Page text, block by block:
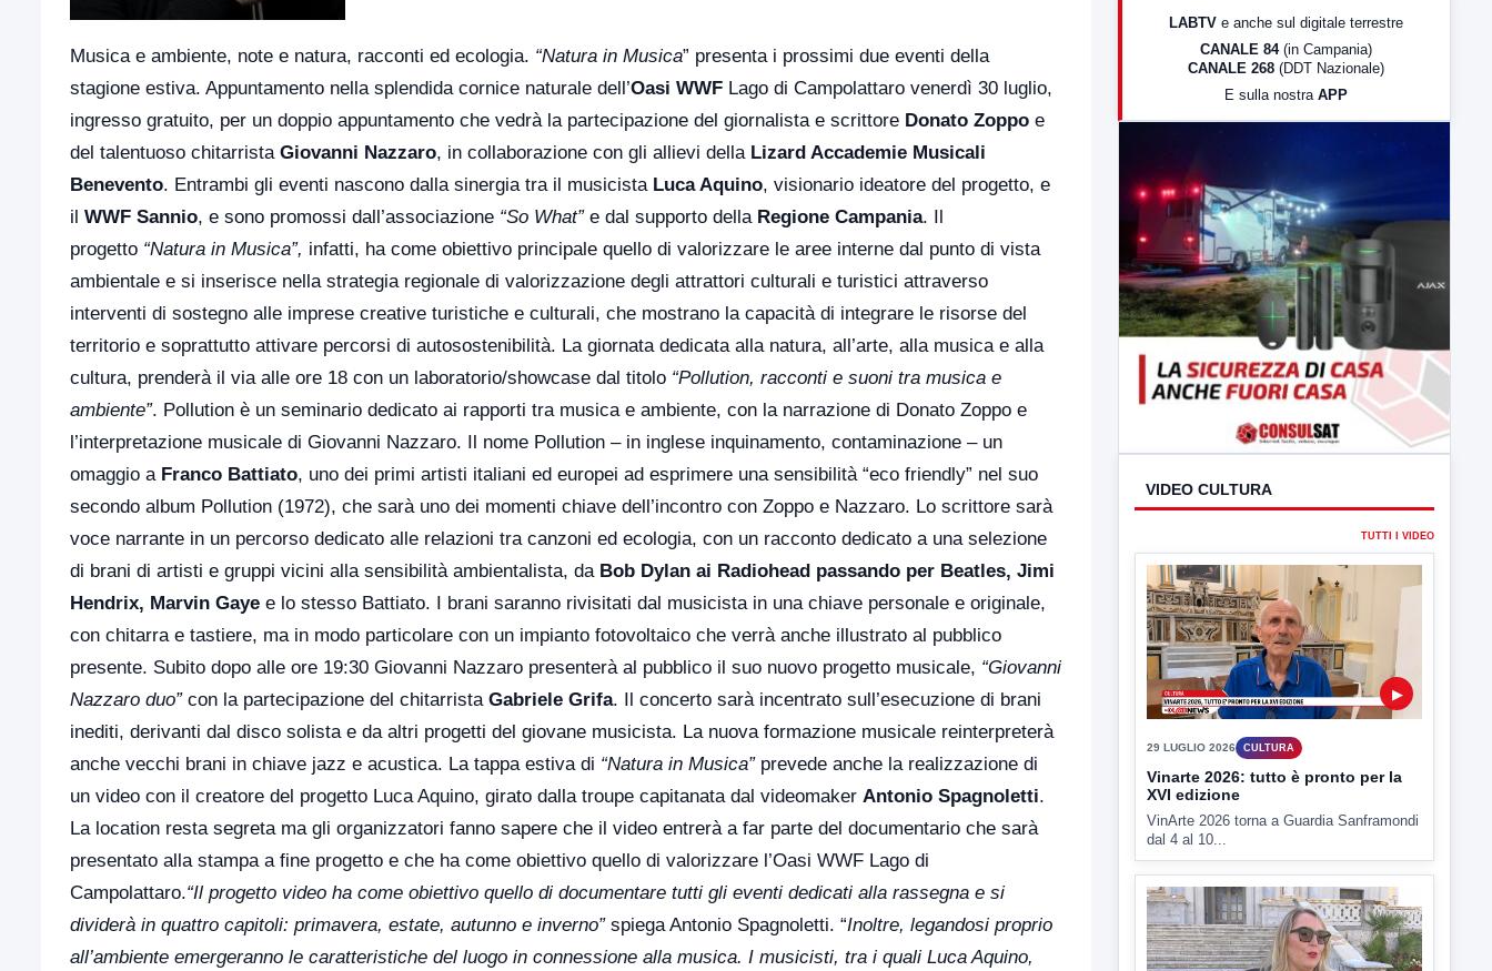
Musica e ambiente, note e natura, racconti ed ecologia. “Natura in Musica” presenta i prossimi due eventi della
stagione estiva. Appuntamento nella splendida cornice naturale dell’Oasi WWF Lago di Campolattaro venerdì 30 luglio,
ingresso gratuito, per un doppio appuntamento che vedrà la partecipazione del giornalista e scrittore Donato Zoppo e
del talentuoso chitarrista Giovanni Nazzaro, in collaborazione con gli allievi della Lizard Accademie Musicali
Benevento. Entrambi gli eventi nascono dalla sinergia tra il musicista Luca Aquino, visionario ideatore del progetto, e
il WWF Sannio, e sono promossi dall’associazione “So What” e dal supporto della Regione Campania. Il
progetto “Natura in Musica”, infatti, ha come obiettivo principale quello di valorizzare le aree interne dal punto di vista
ambientale e si inserisce nella strategia regionale di valorizzazione degli attrattori culturali e turistici attraverso
interventi di sostegno alle imprese creative turistiche e culturali, che mostrano la capacità di integrare le risorse del
territorio e soprattutto attivare percorsi di autosostenibilità. La giornata dedicata alla natura, all’arte, alla musica e alla
cultura, prenderà il via alle ore 18 con un laboratorio/showcase dal titolo “Pollution, racconti e suoni tra musica e
ambiente”. Pollution è un seminario dedicato ai rapporti tra musica e ambiente, con la narrazione di Donato Zoppo e
l’interpretazione musicale di Giovanni Nazzaro. Il nome Pollution – in inglese inquinamento, contaminazione – un
omaggio a Franco Battiato, uno dei primi artisti italiani ed europei ad esprimere una sensibilità “eco friendly” nel suo
secondo album Pollution (1972), che sarà uno dei momenti chiave dell’incontro con Zoppo e Nazzaro. Lo scrittore sarà
voce narrante in un percorso dedicato alle relazioni tra canzoni ed ecologia, con un racconto dedicato a una selezione
di brani di artisti e gruppi vicini alla sensibilità ambientalista, da Bob Dylan ai Radiohead passando per Beatles, Jimi
Hendrix, Marvin Gaye e lo stesso Battiato. I brani saranno rivisitati dal musicista in una chiave personale e originale,
con chitarra e tastiere, ma in modo particolare con un impianto fotovoltaico che verrà anche illustrato al pubblico
presente. Subito dopo alle ore 19:30 Giovanni Nazzaro presenterà al pubblico il suo nuovo progetto musicale, “Giovanni
Nazzaro duo” con la partecipazione del chitarrista Gabriele Grifa. Il concerto sarà incentrato sull’esecuzione di brani
inediti, derivanti dal disco solista e da altri progetti del giovane musicista. La nuova formazione musicale reinterpreterà
anche vecchi brani in chiave jazz e acustica. La tappa estiva di “Natura in Musica”prevede anche la realizzazione di
un video con il creatore del progetto Luca Aquino, girato dalla troupe capitanata dal videomaker Antonio Spagnoletti.
La location resta segreta ma gli organizzatori fanno sapere che il video entrerà a far parte del documentario che sarà
presentato alla stampa a fine progetto e che ha come obiettivo quello di valorizzare l’Oasi WWF Lago di
Campolattaro.“Il progetto video ha come obiettivo quello di documentare tutti gli eventi dedicati alla rassegna e si
dividerà in quattro capitoli: primavera, estate, autunno e inverno” spiega Antonio Spagnoletti. “Inoltre, legandosi proprio
all’ambiente emergeranno le caratteristiche del luogo in connessione alla musica. I musicisti, tra i quali Luca Aquino,
LabNews (Diretta)
LABTV e anche sul digitale terrestre
CANALE 84 (in Campania)
CANALE 268 (DDT Nazionale)
E sulla nostra APP
VIDEO CULTURA
TUTTI I VIDEO
▶
29 LUGLIO 2026 CULTURA
Vinarte 2026: tutto è pronto per la
XVI edizione